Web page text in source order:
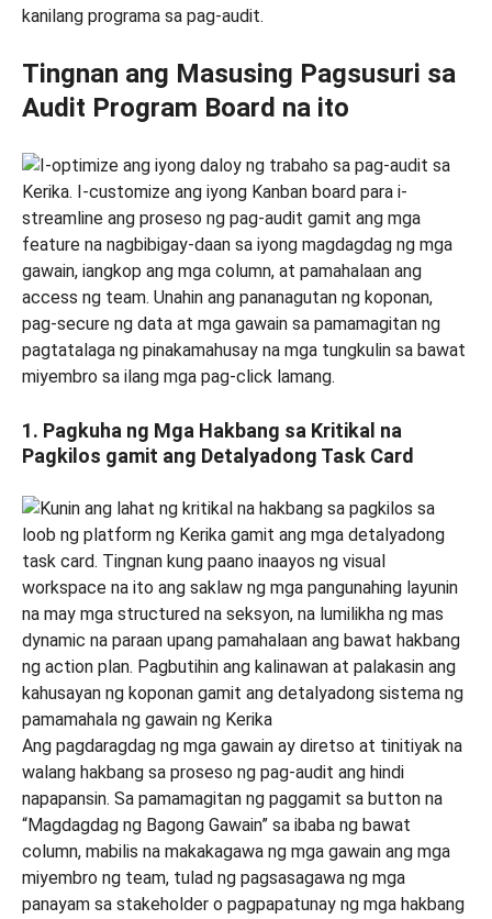
kanilang programa sa pag-audit.
Tingnan ang Masusing Pagsusuri sa
Audit Program Board na ito
1. Pagkuha ng Mga Hakbang sa Kritikal na
Pagkilos gamit ang Detalyadong Task Card
Ang pagdaragdag ng mga gawain ay diretso at tinitiyak na
walang hakbang sa proseso ng pag-audit ang hindi
napapansin. Sa pamamagitan ng paggamit sa button na
“Magdagdag ng Bagong Gawain” sa ibaba ng bawat
column, mabilis na makakagawa ng mga gawain ang mga
miyembro ng team, tulad ng pagsasagawa ng mga
panayam sa stakeholder o pagpapatunay ng mga hakbang